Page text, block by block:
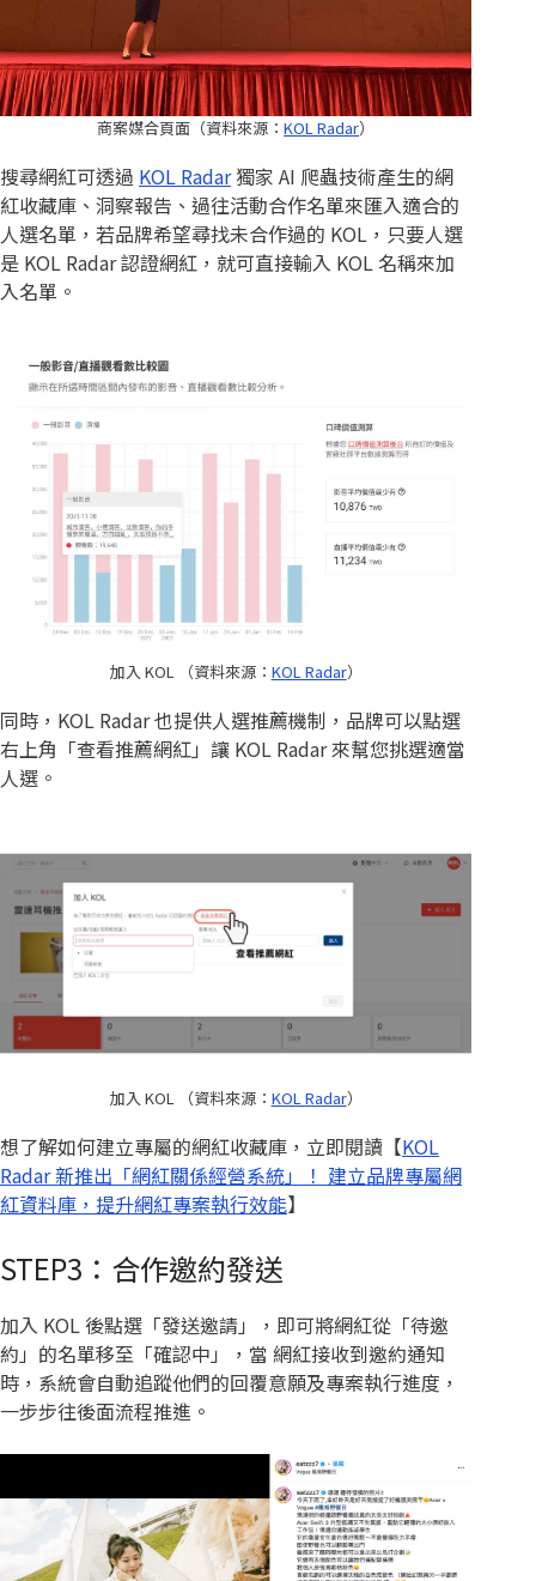
商案媒合頁面（資料來源：KOL Radar）
搜尋網紅可透過 KOL Radar獨家 AI 爬蟲技術產生的網
紅收藏庫、洞察報告、過往活動合作名單來匯入適合的
人選名單，若品牌希望尋找未合作過的 KOL，只要人選
是 KOL Radar 認證網紅，就可直接輸入 KOL 名稱來加
入名單。
加入 KOL （資料來源： KOL Radar）
同時，KOL Radar 也提供人選推薦機制，品牌可以點選
右上角「查看推薦網紅」讓 KOL Radar 來幫您挑選適當
人選。
加入 KOL （資料來源： KOL Radar）
想了解如何建立專屬的網紅收藏庫，立即閱讀【KOL
Radar 新推出「網紅關係經營系統」！ 建立品牌專屬網
紅資料庫，提升網紅專案執行效能】
STEP3：合作邀約發送
加入 KOL 後點選「發送邀請」，即可將網紅從「待邀
約」的名單移至「確認中」，當 網紅接收到邀約通知
時，系統會自動追蹤他們的回覆意願及專案執行進度，
一步步往後面流程推進。